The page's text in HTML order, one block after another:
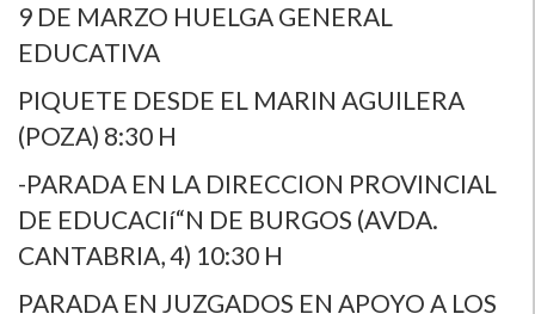
9 DE MARZO HUELGA GENERAL
EDUCATIVA
PIQUETE DESDE EL MARIN AGUILERA
(POZA) 8:30 H
-PARADA EN LA DIRECCION PROVINCIAL
DE EDUCACIí“N DE BURGOS (AVDA.
CANTABRIA, 4) 10:30 H
PARADA EN JUZGADOS EN APOYO A LOS